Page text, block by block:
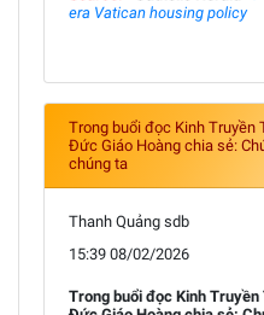
era Vatican housing policy
Trong buổi đọc Kinh Truyền
Đức Giáo Hoàng chia sẻ:
chúng ta
Thanh Quảng sdb
15:39 08/02/2026
Trong buổi đọc Kinh